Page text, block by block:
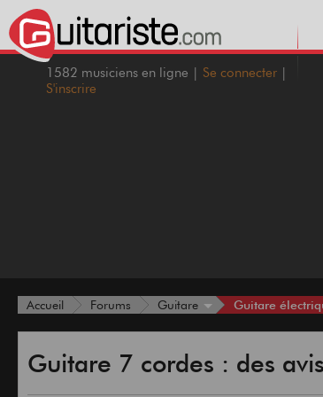
1582 musiciens en ligne | Se connecter |
S'inscrire
Accueil Forums Guitare Guitare
Guitare 7 cordes : des